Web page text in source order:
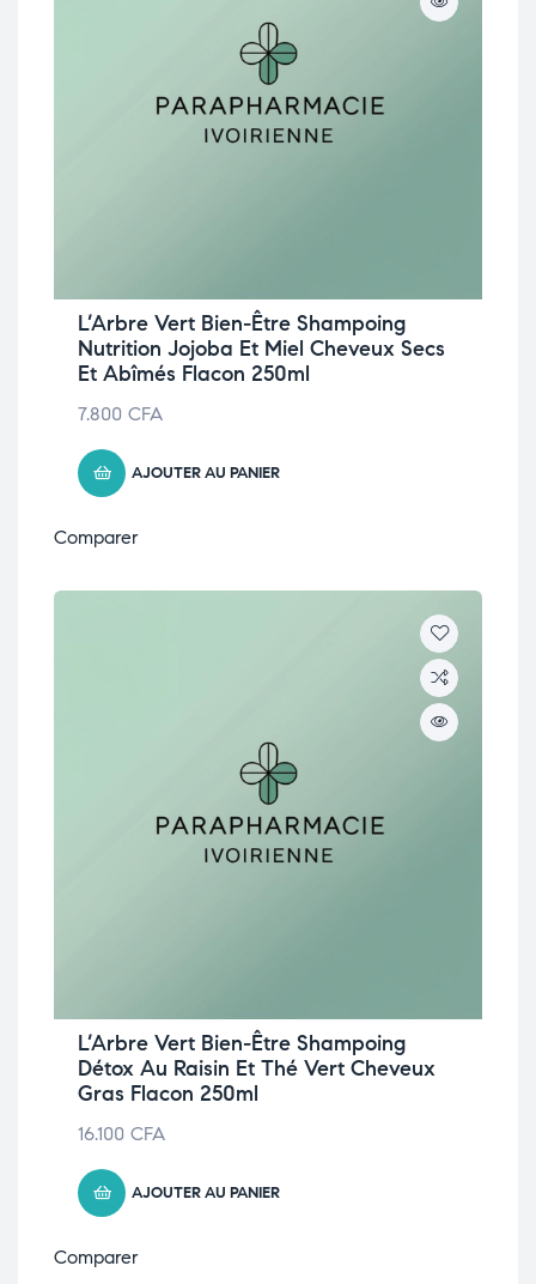
L’Arbre Vert Bien-Être Shampoing
Nutrition Jojoba Et Miel Cheveux Secs
Et Abîmés Flacon 250ml
7.800 CFA
AJOUTER AU PANIER
Comparer
L’Arbre Vert Bien-Être Shampoing
Détox Au Raisin Et Thé Vert Cheveux
Gras Flacon 250ml
16.100 CFA
AJOUTER AU PANIER
Comparer